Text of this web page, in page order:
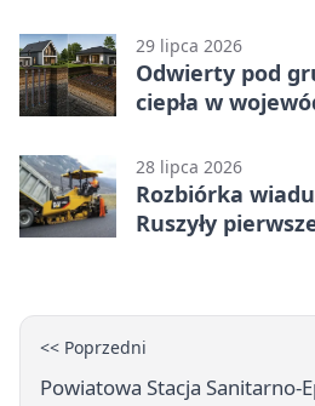
29 lipca 2026
Odwierty pod
ciepła w
28 lipca 2026
Rozbiórka
Ruszyły
<< Poprzedni
Powiatowa Stacja Sanitarno-